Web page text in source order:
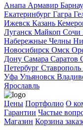
Анапа Армавир
Екатеринбург Гагра
Ижевск Казань
Луганск Майкоп Сочи
Набережные Челны
Новосибирск Омск
Дону Самара Саратов
Петербург Ставрополь
Уфа Ульяновск
Ярославль
Цены Портфолио О
Гарантии Частые
Магазин Корзина